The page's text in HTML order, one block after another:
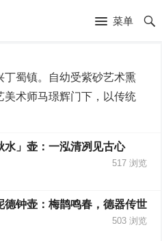
菜单
蜀镇。自幼受紫砂艺术熏
美术师马璟辉门下，以传统
水」壶：一泓清冽见古心
517浏览
德钟壶：梅鹊鸣春，德器传世
503浏览